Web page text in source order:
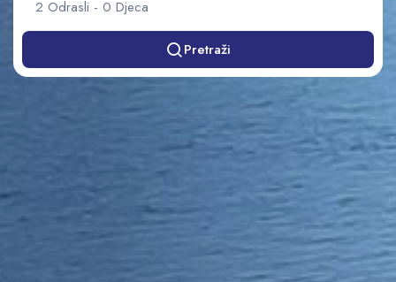
2 Odrasli - 0 Djeca
Pretraži